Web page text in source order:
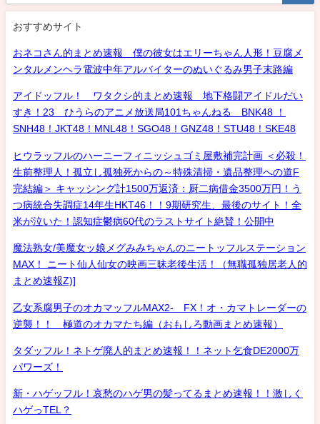
おすすめサイト
おネコさん的まとめ速報 僕の彼女はエリーちゃん人形！豆腐メ
ンタルメンヘラ電波中年アルバイターのぬいぐるみ男子末路編
アイドッフル！ ワタクシ的まとめ速報 地下格闘アイドルだい
すき！23 ひうらのアニメ放送局101ちゃんねる BNK48 ！
SNH48！JKT48！MNL48！SGO48！GNZ48！STU48！SKE48
ヒウラッフルのハーニーフィニッシュゴミ屋敷補完計画 ＜必殺！
生前整理人！孤立し孤独死からの～特殊清掃・遺品整理への道F
完結編＞ キャッシング計1500万返済：厨二病借金3500万円！う
つ病統合失調症14年生HKT46！！9期研究生、最後のサイト！全
米が泣いた！認知症鬱病60代のラストサイト絶賛！公開中
魔法熟女/美魔女ッ娘メグみみちゃんのニートッフルステーション
MAX！ ニート仙人仙女の映画三昧老後生活！（無職孤独居老人的
まとめ速報Z)]
乙女系腐男子のオカマッフルMAX2- FX！オ・カマトレーダーの
逆襲！！ 極道のオカマたち編（おもしろ動画まとめ速報）
タダッフル！ネトゲ廃人的まとめ速報！！ネット乞食DE2000万
パワーズ！
新・ハゲッフル！哀愁のハゲ男の髪ってるまとめ速報！！激しく
ハゲっTEL？